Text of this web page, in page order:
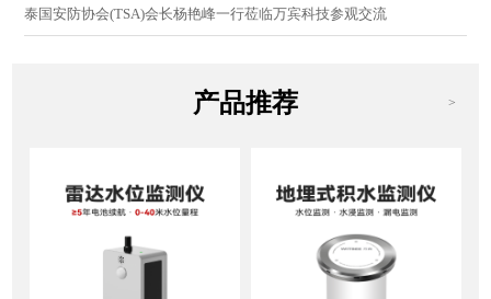
泰国安防协会(TSA)会长杨艳峰一行莅临万宾科技参观交流
产品推荐 >